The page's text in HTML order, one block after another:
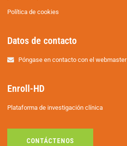
Política de cookies
Datos de contacto
Póngase en contacto con el webmaster
Enroll-HD
Plataforma de investigación clínica
CONTÁCTENOS